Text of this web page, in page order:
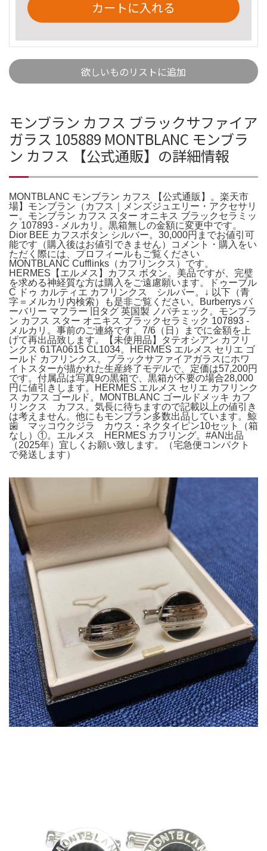
カートに入れる
欲しいものリストに追加
モンブラン カフス ブラックサファイア
ガラス 105889 MONTBLANC モンブラ
ン カフス 【公式通販】の詳細情報
MONTBLANC モンブラン カフス 【公式通販】。楽天市
場】モンブラン（カフス｜メンズジュエリー・アクセサリ
ー。モンブラン カフス スター オニキス ブラックセラミッ
ク 107893 - メルカリ。黒箱無しの金額に変更中です。
Dior BEE カフスボタン シルバー。30,000円までお値引可
能です（購入後はお値引できません）コメント・購入をい
ただく際には、プロフィールもご覧ください
MONTBLANC Cufflinks（カフリンクス）です。
HERMES【エルメス】カフス ボタン。美品ですが、完璧
を求める神経質な方は購入をご遠慮願います。ドゥーブル
C ドゥ カルティエ カフリンクス シルバー。↓ 以下（青
字＝メルカリ内検索）も是非ご覧ください。Burberrys バ
ーバリー マフラー 旧タグ 英国製 ノバチェック。モンブラ
ン カフス スター オニキス ブラックセラミック 107893 -
メルカリ。事前のご連絡です。7/6（日）までに金額を上
げて再出品致します。【未使用品】タテオシアン カフリ
ンクス 61TA0615 CL1034。HERMES エルメス セリエ ゴ
ールド カフリンクス。ブラックサファイアガラスにホワ
イトスターが描かれた生産終了モデルで、定価は57,200円
です。付属品は写真9の黒箱で、黒箱が不要の場合28,000
円に値引きします。HERMES エルメス セリエ カフリンク
ス カフス ゴールド。MONTBLANC ゴールドメッキ カフ
リンクス カフス。気長に待ちますので記載以上の値引き
は考えません。他にもモンブラン多数出品しています。鯨
歯 マッコウクジラ カウス・ネクタイピン10セット（箱
なし）①。エルメス HERMES カフリング。#AN出品
（2025年）宜しくお願い致します。（宅急便コンパクト
で発送します）